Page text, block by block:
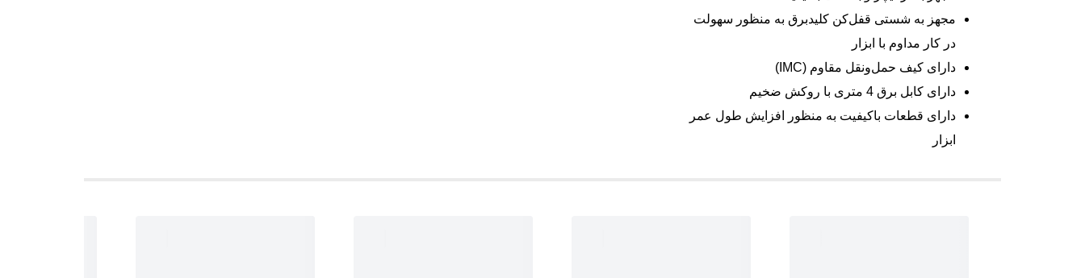
مجهز به شستی قفل‌کن کلیدبرق به منظور سهولت
در کار مداوم با ابزار
دارای کیف حمل‌ونقل مقاوم (IMC)
دارای کابل برق 4 متری با روکش ضخیم
دارای قطعات باکیفیت به منظور افزایش طول عمر
ابزار